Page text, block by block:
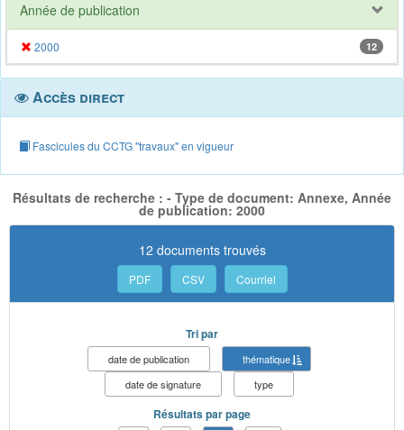
Année de publication
2000 12
Accès direct
Fascicules du CCTG "travaux" en vigueur
Résultats de recherche : - Type de document: Annexe, Année
de publication: 2000
12 documents trouvés
PDF CSV Courriel
Tri par
date de publication
thématique
date de signature
type
Résultats par page